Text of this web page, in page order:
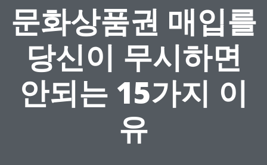
문화상품권 매입를
당신이 무시하면
안되는 15가지 이
유